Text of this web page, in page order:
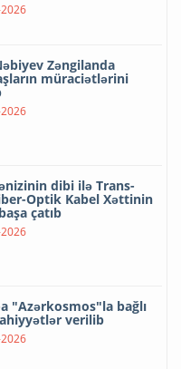
Zəngilanda
müraciətlərini
dibi ilə Trans-
Optik Kabel Xəttinin
çatıb
a "Azərkosmos"la bağlı
verilib